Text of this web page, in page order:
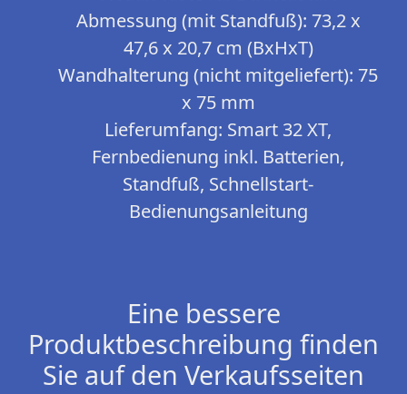
Abmessung (mit Standfuß): 73,2 x
47,6 x 20,7 cm (BxHxT)
Wandhalterung (nicht mitgeliefert): 75
x 75 mm
Lieferumfang: Smart 32 XT,
Fernbedienung inkl. Batterien,
Standfuß, Schnellstart-
Bedienungsanleitung
Eine bessere
Produktbeschreibung finden
Sie auf den Verkaufsseiten